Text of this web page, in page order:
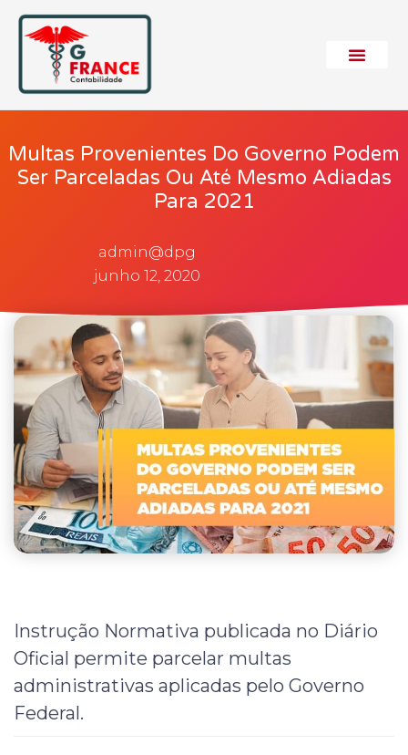
Multas Provenientes Do Governo Podem
Ser Parceladas Ou Até Mesmo Adiadas
Para 2021
admin@dpg
junho 12, 2020
Instrução Normativa publicada no Diário
Oficial permite parcelar multas
administrativas aplicadas pelo Governo
Federal.